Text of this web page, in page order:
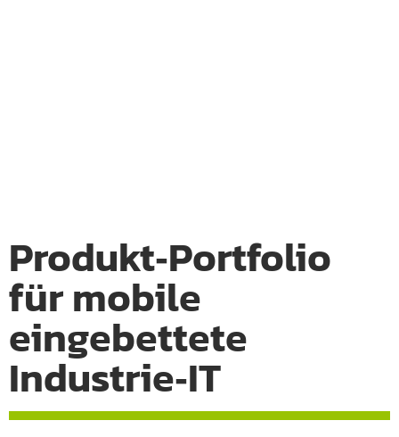
Produkt‑Portfolio
für mobile
eingebettete
Industrie‑IT